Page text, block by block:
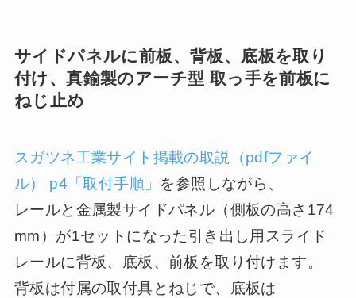
サイドパネルに前板、背板、底板を取り
付け、真鍮製のアーチ型 取っ手を前板に
ねじ止め
スガツネ工業サイト掲載の取説（pdfファイ
ル） p4「取付手順」 を参照しながら、
レールと金属製サイドパネル （側板の高さ174
mm）が1セットになった引き出し用スライド
レールに背板、底板、前板を取り付けます。
背板は付属の取付具とねじで、底板は